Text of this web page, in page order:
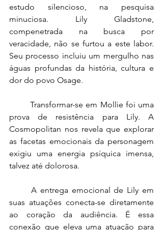
estudo silencioso, na pesquisa
minuciosa. Lily Gladstone,
compenetrada na busca por
veracidade, não se furtou a este labor.
Seu processo incluiu um mergulho nas
águas profundas da história, cultura e
dor do povo Osage.
Transformar-se em Mollie foi uma
prova de resistência para Lily. A
Cosmopolitan nos revela que explorar
as facetas emocionais da personagem
exigiu uma energia psíquica imensa,
talvez até dolorosa.
A entrega emocional de Lily em
suas atuações conecta-se diretamente
ao coração da audiência. É essa
conexão que eleva uma atuação para